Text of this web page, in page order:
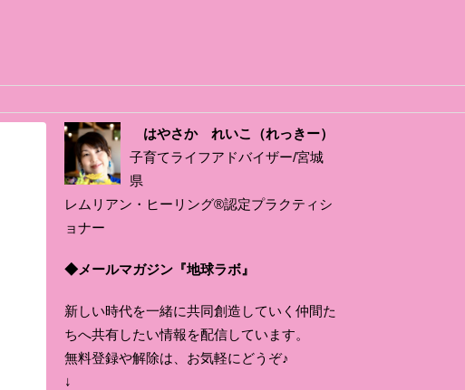
はやさか れいこ（れっきー）
子育てライフアドバイザー/宮城
県
レムリアン・ヒーリング®認定プラクティシ
ョナー
◆メールマガジン『地球ラボ』
新しい時代を一緒に共同創造していく仲間た
ちへ共有したい情報を配信しています。
無料登録や解除は、お気軽にどうぞ♪
↓